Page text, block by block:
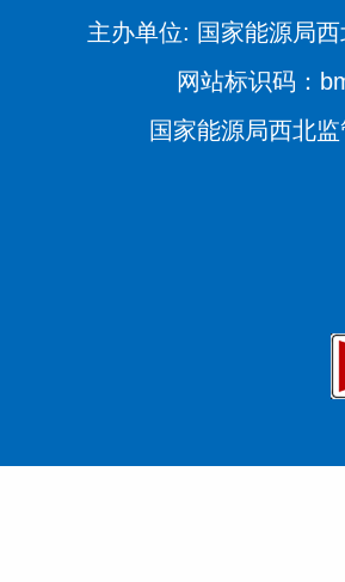
主办单位: 国家能源局
网站标识码：
国家能源局西北